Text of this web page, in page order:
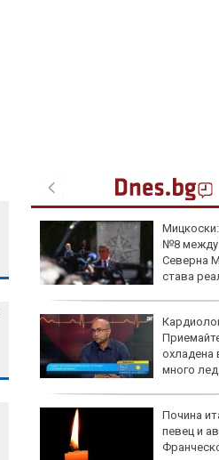
№8 между
Северна
става
охладена
много лед
Почина
певец и